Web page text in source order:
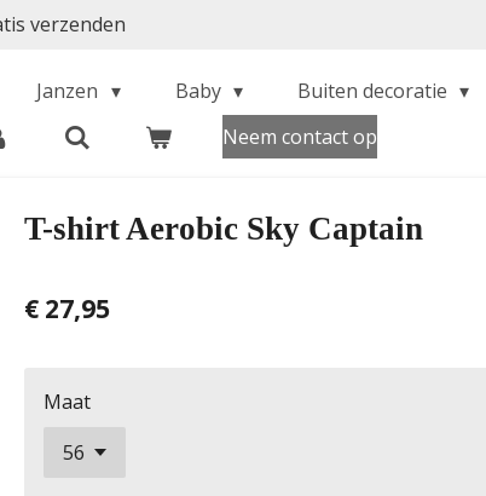
verzenden
Janzen Baby
Buiten decoratie
Neem contact op
T-shirt Aerobic Sky Captain
€ 27,95
Maat